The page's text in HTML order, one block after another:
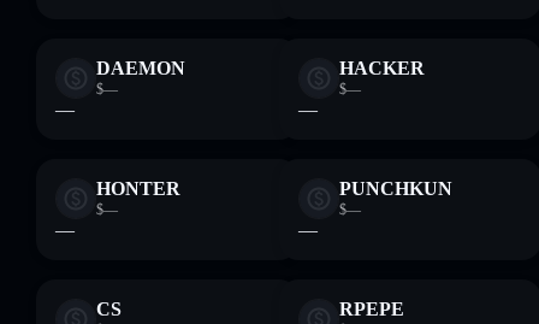
DAEMON
$—
—
HACKER
$—
—
HONTER
$—
—
PUNCHKUN
$—
—
CS RPEPE